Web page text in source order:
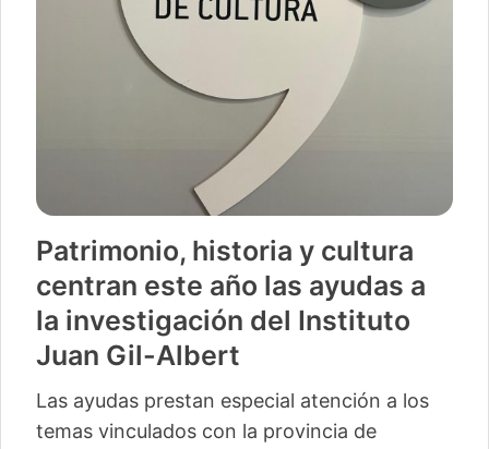
Patrimonio, historia y cultura
centran este año las ayudas a
la investigación del Instituto
Juan Gil-Albert
Las ayudas prestan especial atención a los
temas vinculados con la provincia de